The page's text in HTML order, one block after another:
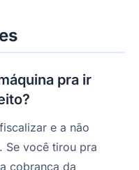
pra ir
e a não
Se você tirou pra
cobrança da